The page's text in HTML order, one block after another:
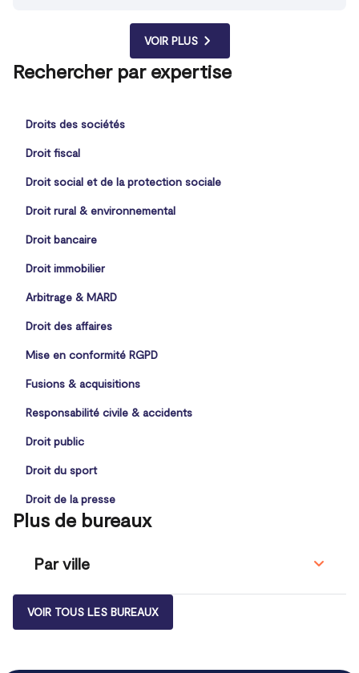
VOIR PLUS
Rechercher par expertise
Droits des sociétés
Droit fiscal
Droit social et de la protection sociale
Droit rural & environnemental
Droit bancaire
Droit immobilier
Arbitrage & MARD
Droit des affaires
Mise en conformité RGPD
Fusions & acquisitions
Responsabilité civile & accidents
Droit public
Droit du sport
Droit de la presse
Plus de bureaux
Par ville
VOIR TOUS LES BUREAUX